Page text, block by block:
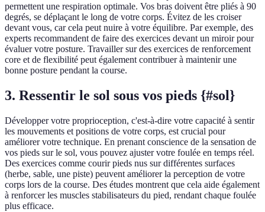
permettent une respiration optimale. Vos bras doivent être pliés à 90
degrés, se déplaçant le long de votre corps. Évitez de les croiser
devant vous, car cela peut nuire à votre équilibre. Par exemple, des
experts recommandent de faire des exercices devant un miroir pour
évaluer votre posture. Travailler sur des exercices de renforcement
core et de flexibilité peut également contribuer à maintenir une
bonne posture pendant la course.
3. Ressentir le sol sous vos pieds {#sol}
Développer votre proprioception, c'est-à-dire votre capacité à sentir
les mouvements et positions de votre corps, est crucial pour
améliorer votre technique. En prenant conscience de la sensation de
vos pieds sur le sol, vous pouvez ajuster votre foulée en temps réel.
Des exercices comme courir pieds nus sur différentes surfaces
(herbe, sable, une piste) peuvent améliorer la perception de votre
corps lors de la course. Des études montrent que cela aide également
à renforcer les muscles stabilisateurs du pied, rendant chaque foulée
plus efficace.